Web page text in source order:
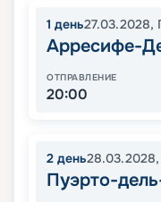
1 день27.03.2028,
Арресифе-
ОТПРАВЛЕНИЕ
20:00
2 день28.03.2028,
Пуэрто-